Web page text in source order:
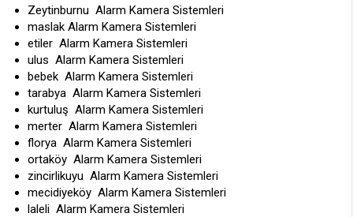
Zeytinburnu Alarm Kamera Sistemleri
maslak Alarm Kamera Sistemleri
etiler Alarm Kamera Sistemleri
ulus Alarm Kamera Sistemleri
bebek Alarm Kamera Sistemleri
tarabya Alarm Kamera Sistemleri
kurtuluş Alarm Kamera Sistemleri
merter Alarm Kamera Sistemleri
florya Alarm Kamera Sistemleri
ortaköy Alarm Kamera Sistemleri
zincirlikuyu Alarm Kamera Sistemleri
mecidiyeköy Alarm Kamera Sistemleri
laleli Alarm Kamera Sistemleri